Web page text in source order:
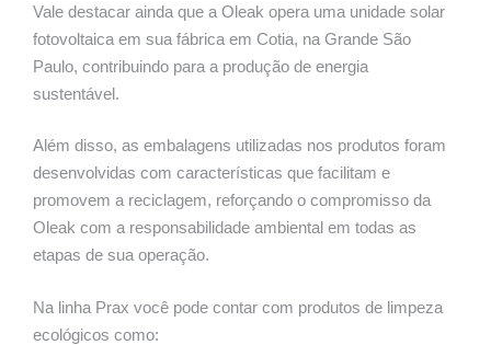
Vale destacar ainda que a Oleak opera uma unidade solar
fotovoltaica em sua fábrica em Cotia, na Grande São
Paulo, contribuindo para a produção de energia
sustentável.
Além disso, as embalagens utilizadas nos produtos foram
desenvolvidas com características que facilitam e
promovem a reciclagem, reforçando o compromisso da
Oleak com a responsabilidade ambiental em todas as
etapas de sua operação.
Na linha Prax você pode contar com produtos de limpeza
ecológicos como: